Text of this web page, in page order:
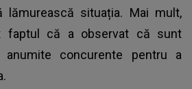
lămurească situația. Mai mult,
faptul că a observat că sunt
concurente pentru a